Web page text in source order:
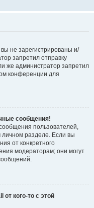
не зарегистрированы и/
запретил отправку
же администратор запретил
конференции для
сообщения!
пользователей,
разделе. Если вы
от конкретного
модераторам; они могут
кого-то с этой